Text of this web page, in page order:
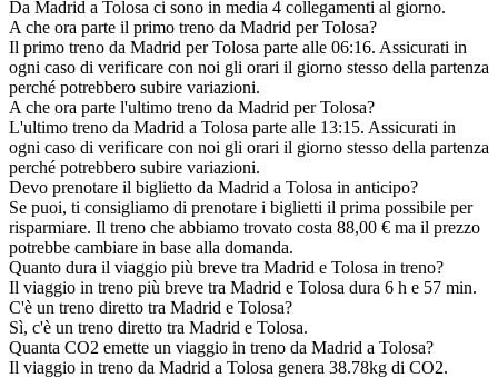
Da Madrid a Tolosa ci sono in media 4 collegamenti al giorno.
A che ora parte il primo treno da Madrid per Tolosa?
Il primo treno da Madrid per Tolosa parte alle 06:16. Assicurati in
ogni caso di verificare con noi gli orari il giorno stesso della partenza
perché potrebbero subire variazioni.
A che ora parte l'ultimo treno da Madrid per Tolosa?
L'ultimo treno da Madrid a Tolosa parte alle 13:15. Assicurati in
ogni caso di verificare con noi gli orari il giorno stesso della partenza
perché potrebbero subire variazioni.
Devo prenotare il biglietto da Madrid a Tolosa in anticipo?
Se puoi, ti consigliamo di prenotare i biglietti il prima possibile per
risparmiare. Il treno che abbiamo trovato costa 88,00 € ma il prezzo
potrebbe cambiare in base alla domanda.
Quanto dura il viaggio più breve tra Madrid e Tolosa in treno?
Il viaggio in treno più breve tra Madrid e Tolosa dura 6 h e 57 min.
C'è un treno diretto tra Madrid e Tolosa?
Sì, c'è un treno diretto tra Madrid e Tolosa.
Quanta CO2 emette un viaggio in treno da Madrid a Tolosa?
Il viaggio in treno da Madrid a Tolosa genera 38.78kg di CO2.